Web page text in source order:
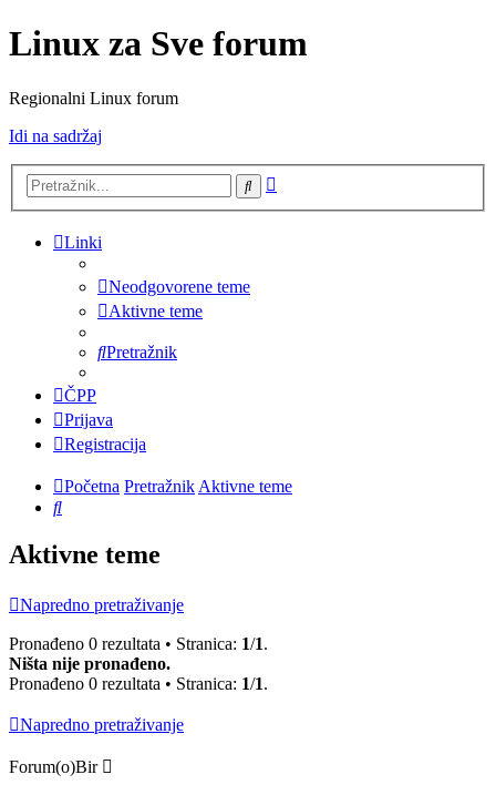
Linux za Sve forum
Regionalni Linux forum
Idi na sadržaj
Pretražnik
Linki
Neodgovorene teme
Aktivne teme
Pretražnik
ČPP
Prijava
Registracija
Početna PretražnikAktivne teme
Pretražnik
Aktivne teme
Napredno pretraživanje
Pronađeno 0 rezultata • Stranica: 1/1.
Ništa nije pronađeno.
Pronađeno 0 rezultata • Stranica: 1/1.
Napredno pretraživanje
Forum(o)Bir